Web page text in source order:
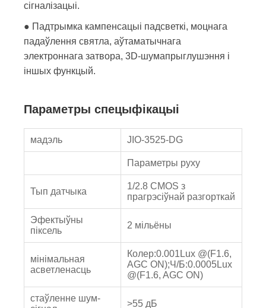
сігналізацыі.
● Падтрымка кампенсацыі падсветкі, моцнага
падаўлення святла, аўтаматычнага
электроннага затвора, 3D-шумапрыглушэння і
іншых функцый.
Параметры спецыфікацыі
мадэль JIO-3525-DG
Параметры руху
Тып датчыка
1/2.8 CMOS з
прагрэсіўнай разгорткай
Эфектыўны
піксель
2 мільёны
мінімальная
асветленасць
Колер:0.001Lux @(F1.6,
AGC ON);Ч/Б:0.0005Lux
@(F1.6, AGC ON)
стаўленне шум-
>55 дБ